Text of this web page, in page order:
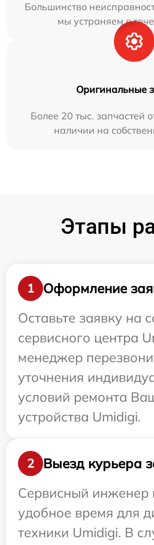
Большинство
мы устраняем в
Оригинальные
Более 20 тыс. запчастей
наличии на
Этапы
1
Оформление
Оставьте заявку на
сервисного центра
менеджер
уточнения
условий ремонта
устройства Umidigi.
2
Выезд курьера
Сервисный инженер
удобное время для
техники Umidigi. В